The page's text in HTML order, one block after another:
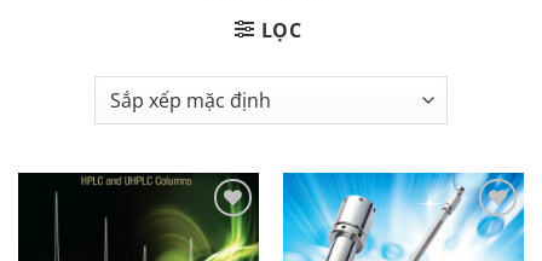
LỌC
Add to
Wishlist
Add to
Wishlist